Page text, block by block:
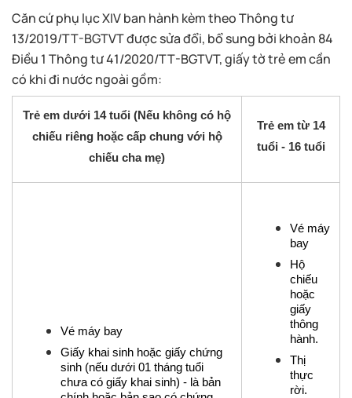
Căn cứ phụ lục XIV ban hành kèm theo Thông tư
13/2019/TT-BGTVT được sửa đổi, bổ sung bởi khoản 84
Điều 1 Thông tư 41/2020/TT-BGTVT, giấy tờ trẻ em cần
có khi đi nước ngoài gồm:
Trẻ em dưới 14 tuổi (Nếu không có hộ
chiếu riêng hoặc cấp chung với hộ
chiếu cha mẹ)
Trẻ em từ 14
tuổi - 16 tuổi
Vé máy bay
Giấy khai sinh hoặc giấy chứng
sinh (nếu dưới 01 tháng tuổi
chưa có giấy khai sinh) - là bản
Vé máy
bay
Hộ
chiếu
hoặc
giấy
thông
hành.
Thị
thực
rời.